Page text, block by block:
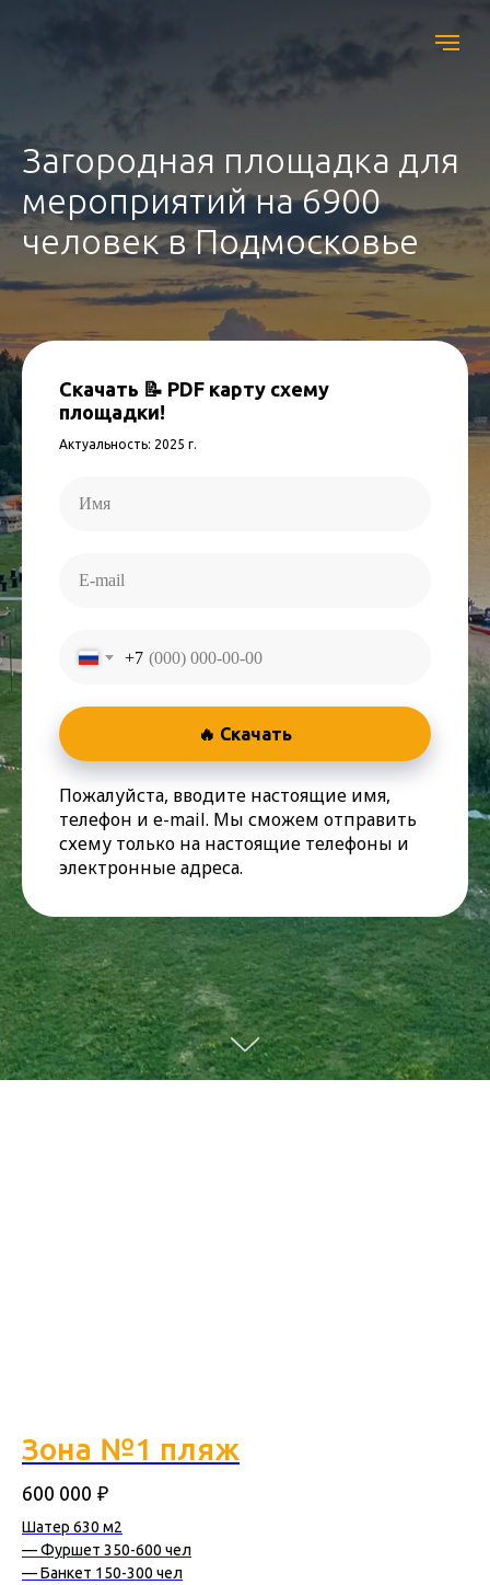
Загородная площадка для
мероприятий на 6900
человек в Подмосковье
Скачать 📝 PDF карту схему
площадки!
Актуальность: 2025 г.
+7
🔥 Скачать
Пожалуйста, вводите настоящие имя,
телефон и e-mail. Мы сможем отправить
схему только на настоящие телефоны и
электронные адреса.
Зона №1 пляж
600 000 ₽
Шатер 630 м2
— Фуршет 350-600 чел
— Банкет 150-300 чел